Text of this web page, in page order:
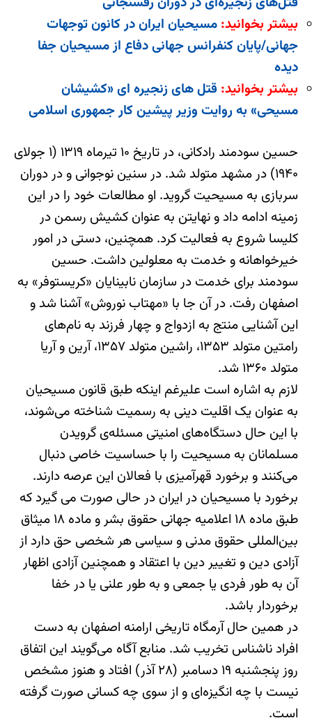
بیشتر بخوانید: مسیحیان ایران در کانون توجهات
جهانی/پایان کنفرانس جهانی دفاع از مسیحیان جفا
دیده
بیشتر بخوانید: قتل های زنجیره ای «کشیشان
مسیحی» به روایت وزیر پیشین کار جمهوری اسلامی
حسین سودمند رادکانی، در تاریخ ۱۰ تیرماه ۱۳۱۹ (۱ جولای
۱۹۴۰) در مشهد متولد شد. در سنین نوجوانی و در دوران
سربازی به مسیحیت گروید. او مطالعات خود را در این
زمینه ادامه داد و نهایتن به عنوان کشیش رسمن در
کلیسا شروع به فعالیت کرد. همچنین، دستی در امور
خیرخواهانه و خدمت به معلولین داشت. حسین
سودمند برای خدمت در سازمان نابینایان «کریستوفر» به
اصفهان رفت. در آن جا با «مهتاب نوروش» آشنا شد و
این آشنایی منتج به ازدواج و چهار فرزند به نام‌های
رامتین متولد ۱۳۵۳، راشین متولد ۱۳۵۷، آرین و آریا
متولد ۱۳۶۰ شد.
لازم به اشاره است علیرغم اینکه طبق قانون مسیحیان
به عنوان یک اقلیت دینی به رسمیت شناخته می‌شوند،
با این حال دستگاه‌های امنیتی مسئله‌ی گرویدن
مسلمانان به مسیحیت را با حساسیت خاصی دنبال
می‌کنند و برخورد قهرآمیزی با فعالان این عرصه دارند.
برخورد با مسیحیان در ایران در حالی صورت می گیرد که
طبق ماده ۱۸ اعلامیه جهانی حقوق بشر و ماده ۱۸ میثاق
بین‌المللی حقوق مدنی و سیاسی هر شخصی حق دارد از
آزادی دین و تغییر دین با اعتقاد و همچنین آزادی اظهار
آن به طور فردی یا جمعی و به طور علنی یا در خفا
برخوردار باشد.
در همین حال آرمگاه تاریخی ارامنه اصفهان به دست
افراد ناشناس تخریب شد. منابع آگاه می‌‌گویند این اتفاق
روز پنجشنبه ۱۹ دسامبر (‌۲۸ آذر) افتاد و هنوز مشخص
نیست با چه انگیزه‌‌ای و از سوی چه کسانی صورت گرفته
است.